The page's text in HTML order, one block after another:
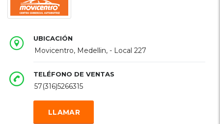
UBICACIÓN
Movicentro, Medellin, - Local 227
TELÉFONO DE VENTAS
57(316)5266315
LLAMAR